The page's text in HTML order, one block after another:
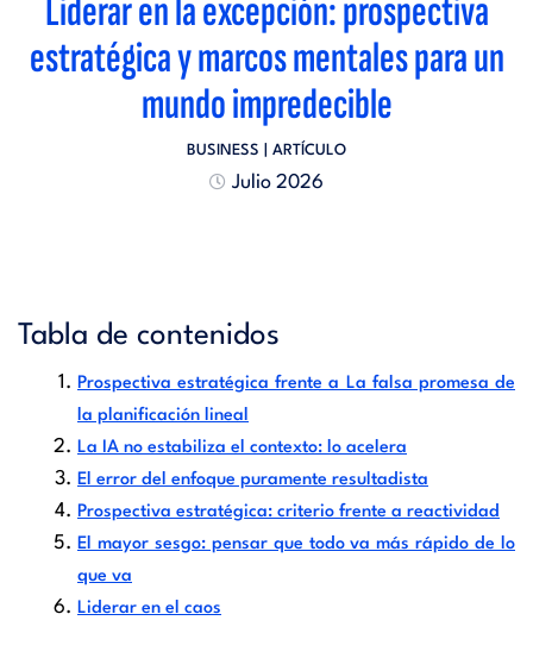
Liderar en la excepción: prospectiva
estratégica y marcos mentales para un
mundo impredecible
BUSINESS | ARTÍCULO
Julio 2026
Tabla de contenidos
Prospectiva estratégica frente a La falsa promesa de
la planificación lineal
La IA no estabiliza el contexto: lo acelera
El error del enfoque puramente resultadista
Prospectiva estratégica: criterio frente a reactividad
El mayor sesgo: pensar que todo va más rápido de lo
que va
Liderar en el caos